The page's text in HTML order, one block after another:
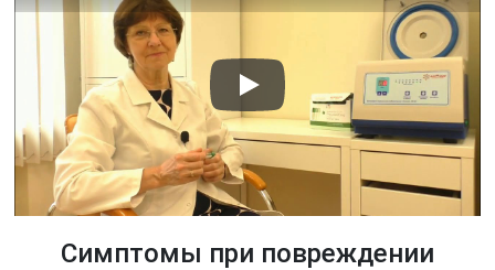
Симптомы при повреждении